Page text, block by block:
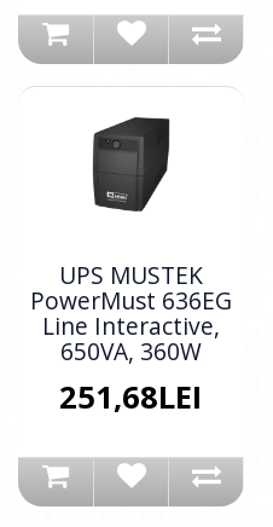
UPS MUSTEK
PowerMust 636EG
Line Interactive,
650VA, 360W
251,68LEI